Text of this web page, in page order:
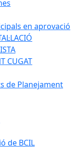
en aprovació
CUGAT
de Planejament
de BCIL